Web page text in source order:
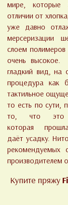
мире, которые
отличии от
уже давно
мерсеризации
слоем
очень высокое.
гладкий вид, на
процедура как
тактильное
то есть по сути,
то, что
которая
даёт усадку.
рекомендуемых
производителем
Купите пряжу